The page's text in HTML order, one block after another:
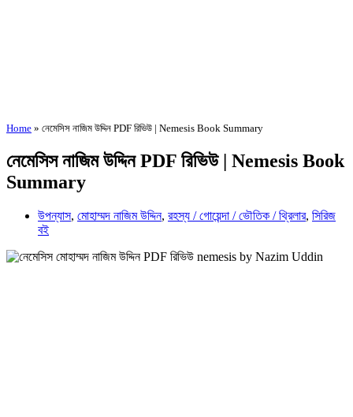
Home » নেমেসিস নাজিম উদ্দিন PDF রিভিউ | Nemesis Book Summary
নেমেসিস নাজিম উদ্দিন PDF রিভিউ | Nemesis Book
Summary
উপন্যাস, মোহাম্মদ নাজিম উদ্দিন, রহস্য / গোয়েন্দা / ভৌতিক / থ্রিলার, সিরিজ
বই